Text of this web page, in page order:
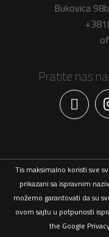
Bukovica
Pratite nas
Tis maksimalno koristi sve
prikazani sa ispravnim
možemo garantovati da su
ovom sajtu u potpunosti
the Google